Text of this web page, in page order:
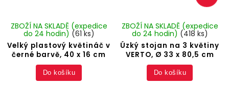
Velký plastový květináč v
černé barvě, 40 x 16 cm
ZBOŽÍ NA SKLADĚ (expedice
do 24 hodin) (61 ks)
Do košíku
Úzký stojan na 3 květiny
VERTO, Ø 33 x 80,5 cm
ZBOŽÍ NA SKLADĚ (expedice
do 24 hodin) (418 ks)
Do košíku